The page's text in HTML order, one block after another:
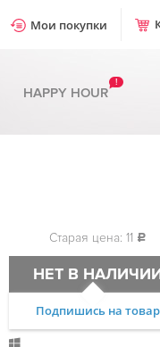
Мои покупки
HAPPY HOUR
!
Старая цена: 11 c
НЕТ В
Подпишись на товар